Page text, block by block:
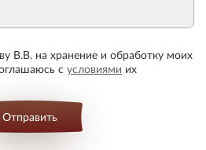
В.В. на хранение и обработку моих
с условиями их
Отправить